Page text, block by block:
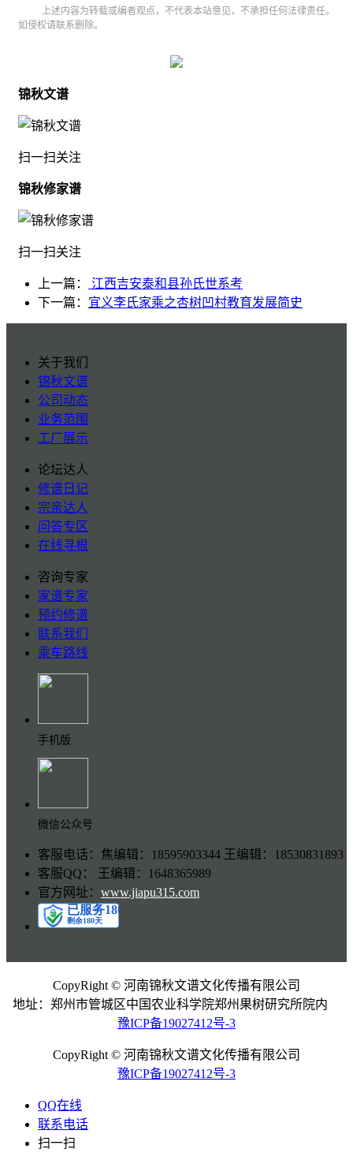
上述内容为转载或编者观点，不代表本站意见，不承担任何法律责任。
如侵权请联系删除。
锦秋文谱
扫一扫关注
锦秋修家谱
扫一扫关注
上一篇：
江西吉安泰和县孙氏世系考
下一篇： 宜义李氏家乘之杏树凹村教育发展简史
关于我们
锦秋文谱
公司动态
业务范围
工厂展示
论坛达人
修谱日记
宗亲达人
问答专区
在线寻根
咨询专家
家谱专家
预约修谱
联系我们
乘车路线
手机版
微信公众号
客服电话：焦编辑：18595903344 王编辑：18530831893
客服QQ： 王编辑：1648365989
官方网址： www.jiapu315.com
CopyRight © 河南锦秋文谱文化传播有限公司
地址：郑州市管城区中国农业科学院郑州果树研究所院内
豫ICP备19027412号-3
CopyRight © 河南锦秋文谱文化传播有限公司
豫ICP备19027412号-3
QQ在线
联系电话
扫一扫